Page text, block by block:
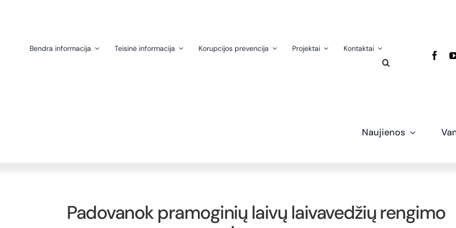
Bendra informacija Teisinė informacija Korupcijos prevencija Projektai Kontaktai
Naujienos
Padovanok pramoginių laivų laivavedžių rengimo